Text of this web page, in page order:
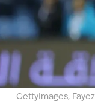
GettyImages,